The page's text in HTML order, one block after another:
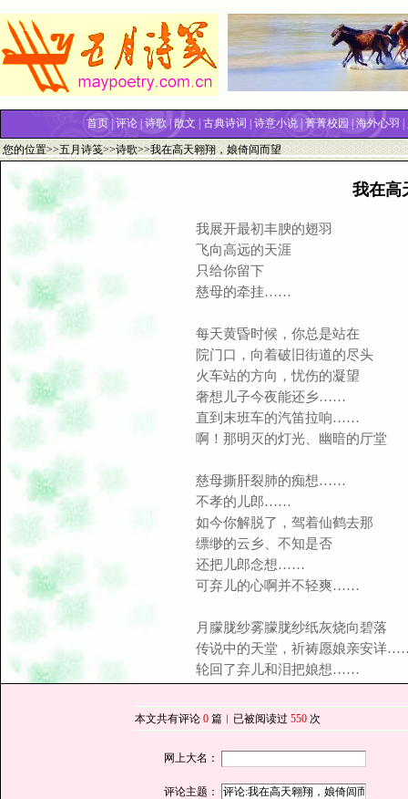
首页 评论 诗歌 |散文 古典诗词 诗意小说 菁菁校园| 海外心羽
您的位置>>五月诗笺>>诗歌>>我在高天翱翔，娘倚闾而望
我在高
我展开最初丰腴的翅羽
飞向高远的天涯
只给你留下
慈母的牵挂……
每天黄昏时候，你总是站在
院门口，向着破旧街道的尽头
火车站的方向，忧伤的凝望
奢想儿子今夜能还乡……
直到末班车的汽笛拉响……
啊！那明灭的灯光、幽暗的厅堂
慈母撕肝裂肺的痴想……
不孝的儿郎……
如今你解脱了，驾着仙鹤去那
缥缈的云乡、不知是否
还把儿郎念想……
可弃儿的心啊并不轻爽……
月朦胧纱雾朦胧纱纸灰烧向碧落
传说中的天堂，祈祷愿娘亲安详
轮回了弃儿和泪把娘想……
本文共有评论 0 篇︱已被阅读过 550 次
网上大名：
评论主题：